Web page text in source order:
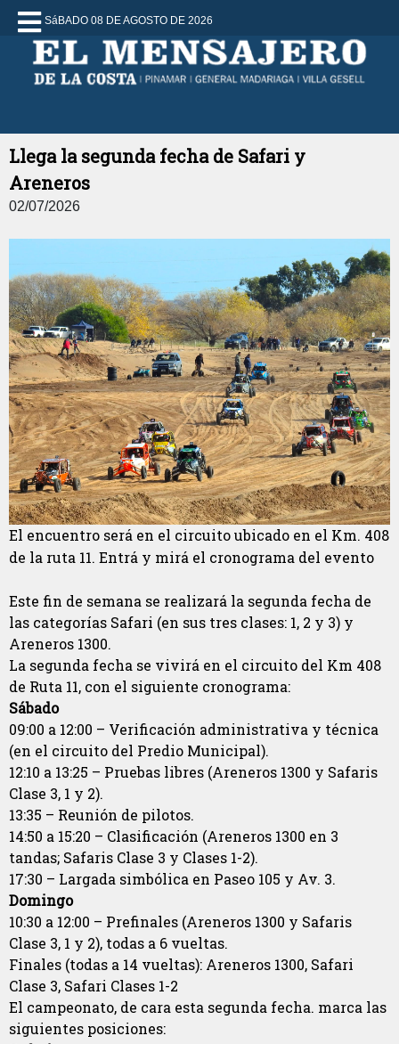
SáBADO 08 DE AGOSTO DE 2026
Llega la segunda fecha de Safari y
Areneros
02/07/2026
El encuentro será en el circuito ubicado en el Km. 408
de la ruta 11. Entrá y mirá el cronograma del evento
Este fin de semana se realizará la segunda fecha de
las categorías Safari (en sus tres clases: 1, 2 y 3) y
Areneros 1300.
La segunda fecha se vivirá en el circuito del Km 408
de Ruta 11, con el siguiente cronograma:
Sábado
09:00 a 12:00 – Verificación administrativa y técnica
(en el circuito del Predio Municipal).
12:10 a 13:25 – Pruebas libres (Areneros 1300 y Safaris
Clase 3, 1 y 2).
13:35 – Reunión de pilotos.
14:50 a 15:20 – Clasificación (Areneros 1300 en 3
tandas; Safaris Clase 3 y Clases 1-2).
17:30 – Largada simbólica en Paseo 105 y Av. 3.
Domingo
10:30 a 12:00 – Prefinales (Areneros 1300 y Safaris
Clase 3, 1 y 2), todas a 6 vueltas.
Finales (todas a 14 vueltas): Areneros 1300, Safari
Clase 3, Safari Clases 1-2
El campeonato, de cara esta segunda fecha. marca las
siguientes posiciones: